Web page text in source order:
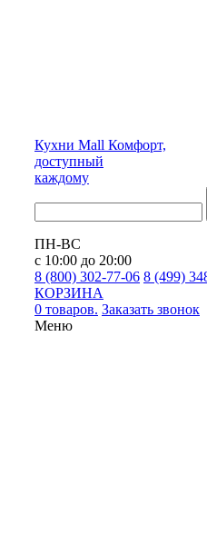
Кухни Mall Комфорт,
доступный
каждому
ПН-ВС
с 10:00 до 20:00
8 (800) 302-77-06 8 (499)
КОРЗИНА
0 товаров. Заказать звонок
Меню